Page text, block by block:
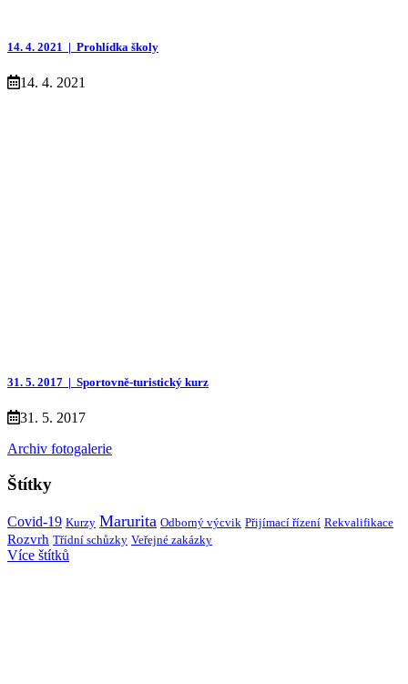
14. 4. 2021 | Prohlídka školy
14. 4. 2021
31. 5. 2017 | Sportovně-turistický kurz
31. 5. 2017
Archiv fotogalerie
Štítky
Covid-19 Kurzy Marurita Odborný výcvik Přijímací řízení Rekvalifikace
Rozvrh Třídní schůzky Veřejné zakázky
Více štítků